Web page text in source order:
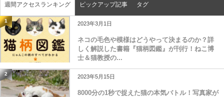
週間アクセスランキング ピックアップ記事 タグ
1 2023年3月1日
ネコの毛色や模様はどうやって決まるのか？詳
しく解説した書籍『猫柄図鑑』が刊行！ねこ博
士＆猫教授の...
2 2023年5月15日
8000分の1秒で捉えた猫の本気バトル！写真家が